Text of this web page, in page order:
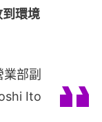
環境
部副
Ito